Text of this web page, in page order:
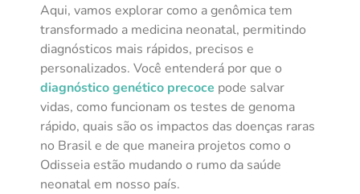
Aqui, vamos explorar como a genômica tem
transformado a medicina neonatal, permitindo
diagnósticos mais rápidos, precisos e
personalizados. Você entenderá por que o
diagnóstico genético precoce pode salvar
vidas, como funcionam os testes de genoma
rápido, quais são os impactos das doenças raras
no Brasil e de que maneira projetos como o
Odisseia estão mudando o rumo da saúde
neonatal em nosso país.